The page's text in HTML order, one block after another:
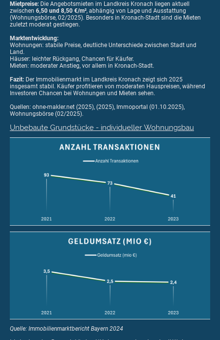
Mietpreise: Die Angebotsmieten im Landkreis Kronach liegen aktuell
zwischen 6,50 und 8,50 €/m², abhängig von Lage und Ausstattung
(Wohnungsbörse, 02/2025). Besonders in Kronach-Stadt sind die Mieten
zuletzt moderat gestiegen.
Marktentwicklung:
Wohnungen: stabile Preise, deutliche Unterschiede zwischen Stadt und
Land.
Häuser: leichter Rückgang, Chancen für Käufer.
Mieten: moderater Anstieg, vor allem in Kronach-Stadt.
Fazit: Der Immobilienmarkt im Landkreis Kronach zeigt sich 2025
insgesamt stabil. Käufer profitieren von moderaten Hauspreisen, während
Investoren Chancen bei Wohnungen und Mieten sehen.
Quellen: ohne-makler.net (2025), (2025), Immoportal (01.10.2025),
Wohnungsbörse (02/2025).
Unbebaute Grundstücke - individueller Wohnungsbau
Quelle: Immobilienmarktbericht Bayern 2024